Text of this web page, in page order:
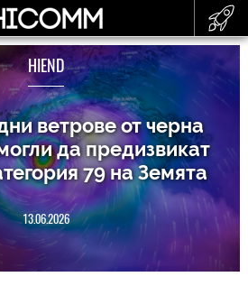
HIEND
ветрове от черна
да предизвикат
79 на Земята
13.06.2026